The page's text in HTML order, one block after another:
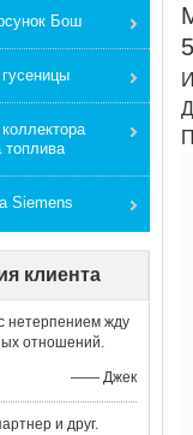
Бош
топлива
Siemens
клиента
нетерпением жду
отношений.
—— Джек
и друг.